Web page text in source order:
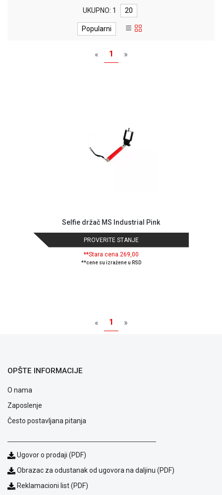
FOTOAPARATI
ADAPTERI
KANCELARIJSKI
MATERIJAL
SVE
KUĆU
ŠKOLSKI
PRIBOR
BICIKLE
UKUPNO: 1 20
Popularni
« 1 »
Selfie držač MS Industrial Pink
PROVERITE STANJE
**Stara cena 269,00
**cene su izražene u RSD
« 1 »
OPŠTE INFORMACIJE
O nama
Zaposlenje
Često postavljana pitanja
Ugovor o prodaji (PDF)
Obrazac za odustanak od ugovora na daljinu (PDF)
Reklamacioni list (PDF)